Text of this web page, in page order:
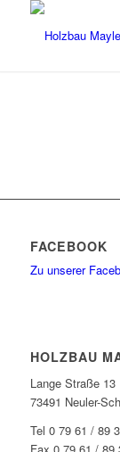
FACEBOOK
Zu unserer
HOLZBAU
Lange Straße 13
73491 Neuler-
Tel 0 79 61 / 89